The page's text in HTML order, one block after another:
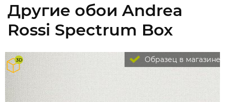
Другие обои Andrea
Rossi Spectrum Box
Образец в магазине